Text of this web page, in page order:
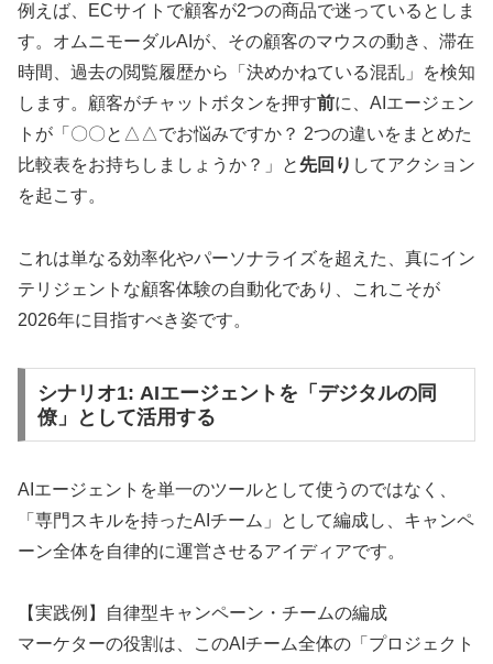
例えば、ECサイトで顧客が2つの商品で迷っているとしま
す。オムニモーダルAIが、その顧客のマウスの動き、滞在
時間、過去の閲覧履歴から「決めかねている混乱」を検知
します。顧客がチャットボタンを押す前に、AIエージェン
トが「〇〇と△△でお悩みですか？ 2つの違いをまとめた
比較表をお持ちしましょうか？」と 先回り してアクション
を起こす。
これは単なる効率化やパーソナライズを超えた、真にイン
テリジェントな顧客体験の自動化であり、これこそが
2026年に目指すべき姿です。
シナリオ1: AIエージェントを「デジタルの同
僚」として活用する
AIエージェントを単一のツールとして使うのではなく、
「専門スキルを持ったAIチーム」として編成し、キャンペ
ーン全体を自律的に運営させるアイディアです。
【実践例】自律型キャンペーン・チームの編成
マーケターの役割は、このAIチーム全体の「プロジェクト